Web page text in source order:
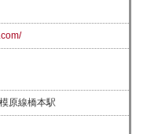
原線橋本駅